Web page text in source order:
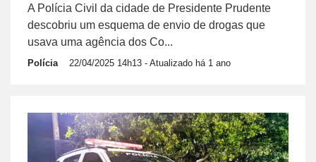
A Polícia Civil da cidade de Presidente Prudente
descobriu um esquema de envio de drogas que
usava uma agência dos Co...
Polícia 22/04/2025 14h13 - Atualizado há 1 ano